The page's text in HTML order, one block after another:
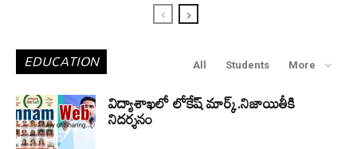
EDUCATION All Students More
విద్యాశాఖలో లోకేష్ మార్క్.నిజాయితీకి
నిదర్శనం